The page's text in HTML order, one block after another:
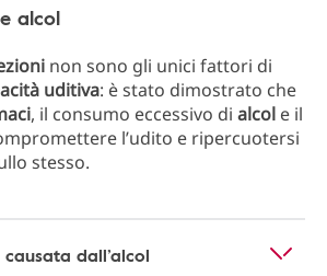
alcol
non sono gli unici fattori di
uditiva: è stato dimostrato che
, il consumo eccessivo di alcol e il
l’udito e ripercuotersi
stesso.
dall’alcol